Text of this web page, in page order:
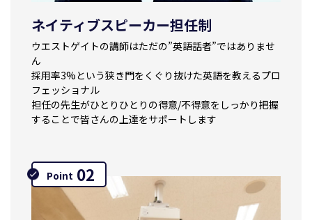
ネイティブスピーカー担任制
ウエストゲイトの講師はただの”英語話者”ではありませ
ん
採用率3%という狭き門をくぐり抜けた英語を教えるプロ
フェッショナル
担任の先生がひとりひとりの得意/不得意をしっかり把握
することで皆さんの上達をサポートします
Point 02